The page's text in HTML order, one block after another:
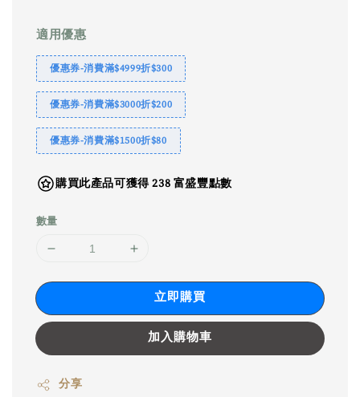
適用優惠
優惠券-消費滿$4999折$300
優惠券-消費滿$3000折$200
優惠券-消費滿$1500折$80
購買此產品可獲得 238 富盛豐點數
數量
立即購買
加入購物車
分享